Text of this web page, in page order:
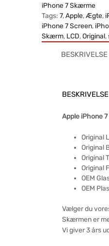
iPhone 7 Skærme
Tags: 7,Apple,Ægte,
iPhone 7 Screen,
Skærm, LCD,Original,
BESKRIVELSE
BESKRIVELSE
Apple iPhone
Original
Original
Original
Original
OEM
OEM
Vælger du
Skærmen er
Vi giver 3 års